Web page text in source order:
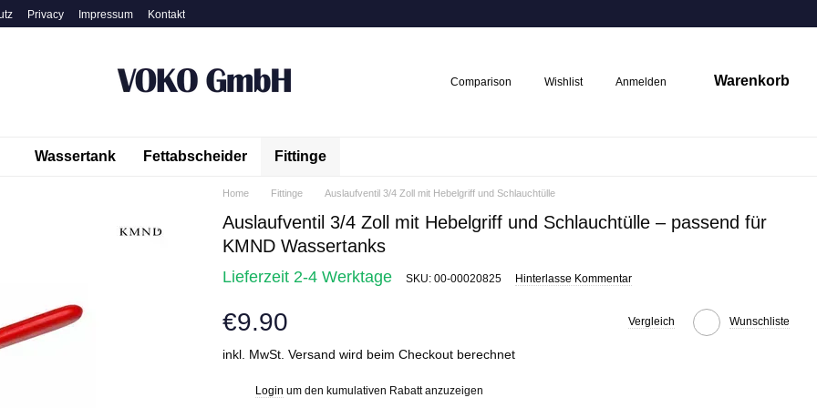
Privacy Impressum Kontakt
Comparison Wishlist Anmelden Warenkorb
Wassertank Fettabscheider Fittinge
Home Fittinge Auslaufventil 3/4 Zoll mit Hebelgriff und Schlauchtülle
Auslaufventil 3/4 Zoll mit Hebelgriff und Schlauchtülle – passend für
KMND Wassertanks
Lieferzeit 2-4 Werktage SKU: 00-00020825 Hinterlasse Kommentar
€9.90 Vergleich Wunschliste
Login um den kumulativen Rabatt anzuzeigen